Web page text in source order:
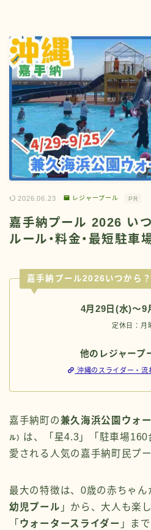
2026.06.23 レジャープール PR
嘉手納プール 2026 い
ルール・料金・最短駐車
嘉手納プール2026いつから？
4月29日(水)～9
定休日：月
他のレジャープ
沖縄のスライダー・流
嘉手納町の兼久海浜公園ウォ
ル） は、「星4.3」「駐車場160
愛される人気の嘉手納町民プー
最大の特徴は、0歳の赤ちゃん
幼児プール 」から、大人も楽
「 ウォータースライダー 」ま